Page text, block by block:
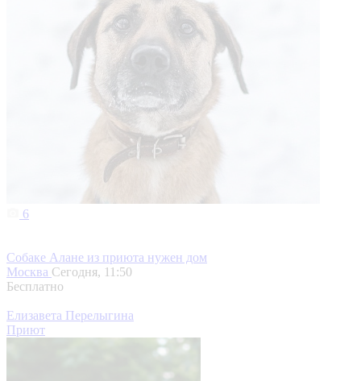
6
Собаке Алане из приюта нужен дом
Москва Сегодня, 11:50
Бесплатно
Елизавета Перелыгина
Приют